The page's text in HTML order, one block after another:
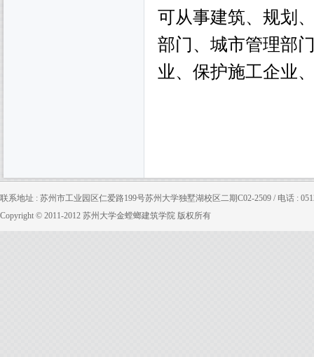
可从事建筑、规划
部门、城市管理部
业、保护施工企业
联系地址 : 苏州市工业园区仁爱路199号苏州大学独墅湖校区二期C02-2509 / 电话 :
Copyright © 2011-2012 苏州大学金螳螂建筑学院 版权所有